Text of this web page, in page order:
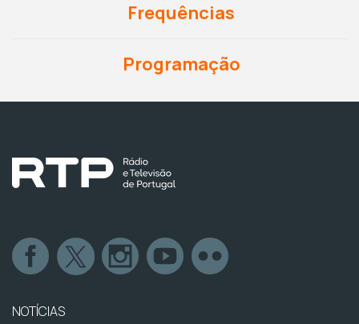
Frequências
Programação
NOTÍCIAS